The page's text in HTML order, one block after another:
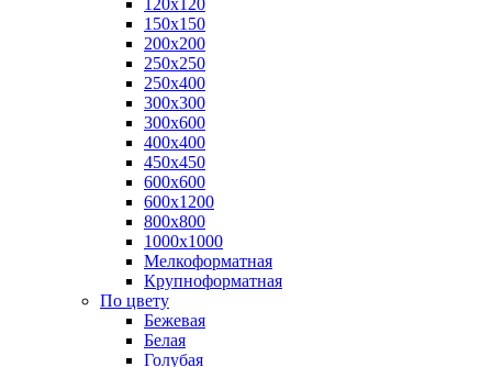
120х120
150х150
200х200
250х250
250х400
300х300
300х600
400х400
450х450
600х600
600х1200
800х800
1000х1000
Мелкоформатная
Крупноформатная
По цвету
Бежевая
Белая
Голубая